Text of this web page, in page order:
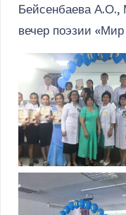
Бейсенбаева А.О.,
вечер поэзии